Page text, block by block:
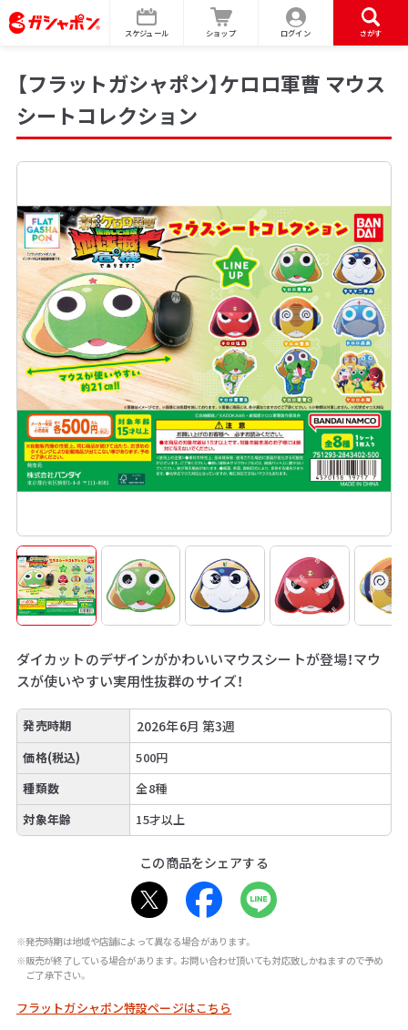
スケジュール ショップ ログイン さがす
【フラットガシャポン】ケロロ軍曹 マウス
シートコレクション
ダイカットのデザインがかわいいマウスシートが登場！マウ
スが使いやすい実用性抜群のサイズ！
発売時期 2026年6月 第3週
価格(税込)
500円
種類数
全8種
対象年齢
15才以上
この商品をシェアする
※発売時期は地域や店舗によって異なる場合があります。
※販売が終了している場合があります。お問い合わせ頂いても対応致しかねますので予め
ご了承下さい。
フラットガシャポン特設ページはこちら